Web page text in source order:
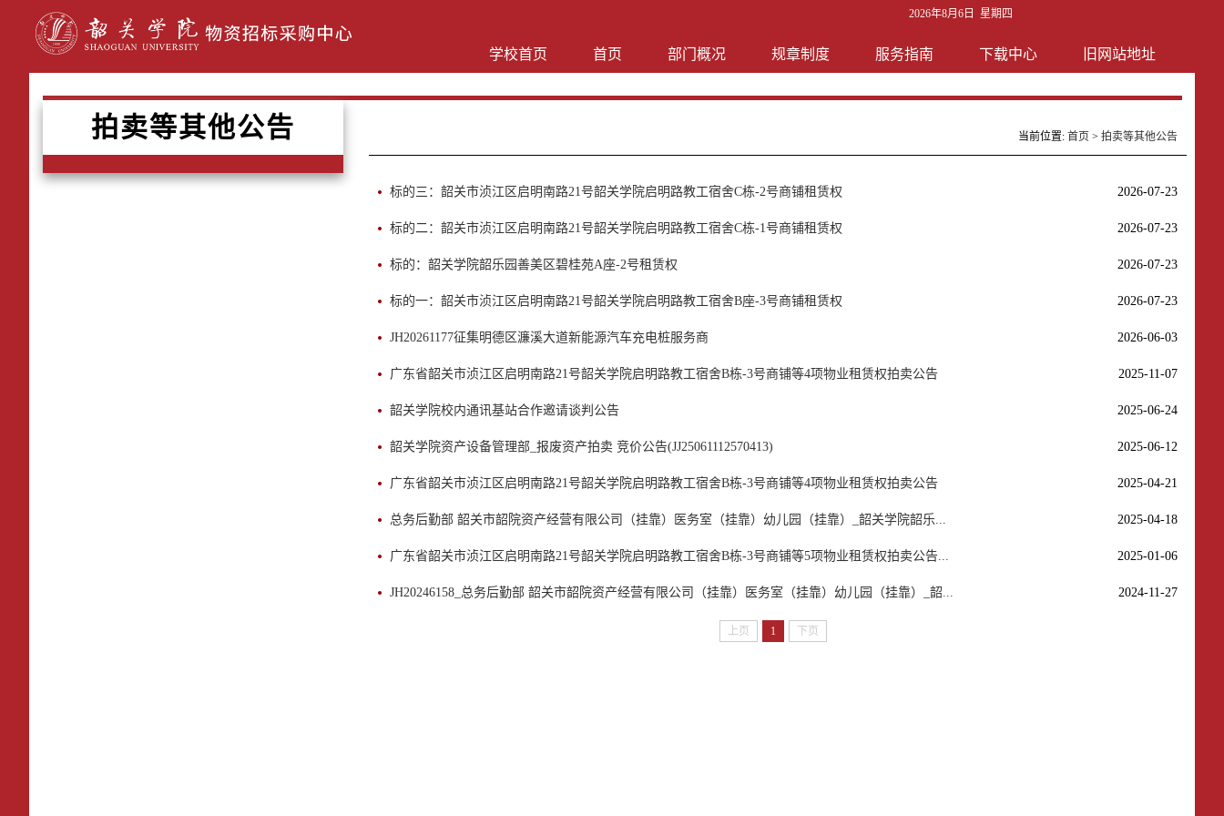
2026年8月6日 星期四
学校首页 首页 部门概况 规章制度 服务指南 下载中心 旧网站地址
拍卖等其他公告 当前位置: 首页 > 拍卖等其他公告
标的三：韶关市浈江区启明南路21号韶关学院启明路教工宿舍C栋-2号商铺租赁权 2026-07-23
标的二：韶关市浈江区启明南路21号韶关学院启明路教工宿舍C栋-1号商铺租赁权 2026-07-23
标的：韶关学院韶乐园善美区碧桂苑A座-2号租赁权 2026-07-23
标的一：韶关市浈江区启明南路21号韶关学院启明路教工宿舍B座-3号商铺租赁权 2026-07-23
JH20261177征集明德区濂溪大道新能源汽车充电桩服务商 2026-06-03
广东省韶关市浈江区启明南路21号韶关学院启明路教工宿舍B栋-3号商铺等4项物业租赁权拍卖公告 2025-11-07
韶关学院校内通讯基站合作邀请谈判公告 2025-06-24
韶关学院资产设备管理部_报废资产拍卖 竞价公告(JJ25061112570413) 2025-06-12
广东省韶关市浈江区启明南路21号韶关学院启明路教工宿舍B栋-3号商铺等4项物业租赁权拍卖公告 2025-04-21
总务后勤部 韶关市韶院资产经营有限公司（挂靠）医务室（挂靠）幼儿园（挂靠）_韶关学院韶乐... 2025-04-18
广东省韶关市浈江区启明南路21号韶关学院启明路教工宿舍B栋-3号商铺等5项物业租赁权拍卖公告... 2025-01-06
JH20246158_总务后勤部 韶关市韶院资产经营有限公司（挂靠）医务室（挂靠）幼儿园（挂靠）_韶... 2024-11-27
上页 1 下页